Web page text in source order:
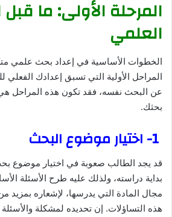
المرحلة الأولى: ما
العلمي
الخطوات الأساسية في إعداد بحث علمي
المراحل الأولية التي تسبق إعدادك الفعلي
عن البحث نفسه، فقد تكون هذه المراحل
بحثك.
قد يجد الطالب صعوبة في اختيار موضوع
بداية دراسته، ولذلك عليه طرح الأسئلة
مجال المادة التي يدرسها، لإشعاره بمزيد
هذه التساؤلات. إن تحديده لمشكلة